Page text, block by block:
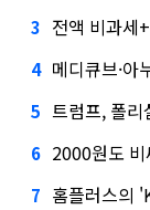
3 전액 비과세
4 메디큐브·아
5 트럼프, 폴리
6 2000원도 비
7 홈플러스의